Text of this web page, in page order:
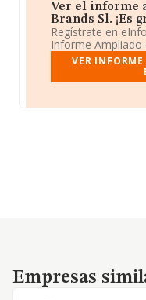
Ver el informe
Brands Sl. ¡Es
Regístrate en
Informe Ampliado
VER
Empresas similares
Empresas